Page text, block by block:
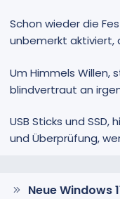
Schon wieder die
unbemerkt aktiviert,
Um Himmels Willen,
blindvertraut an
USB Sticks und SSD,
und Überprüfung,
Neue Windows